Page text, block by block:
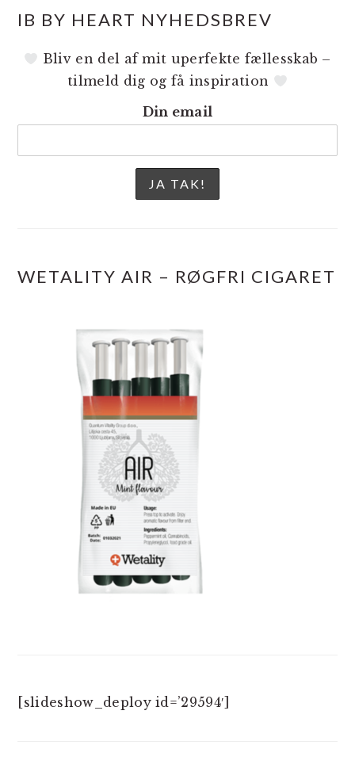
IB BY HEART NYHEDSBREV
Bliv en del af mit uperfekte fællesskab –
tilmeld dig og få inspiration
Din email
WETALITY AIR – RØGFRI CIGARET
[slideshow_deploy id=’29594′]